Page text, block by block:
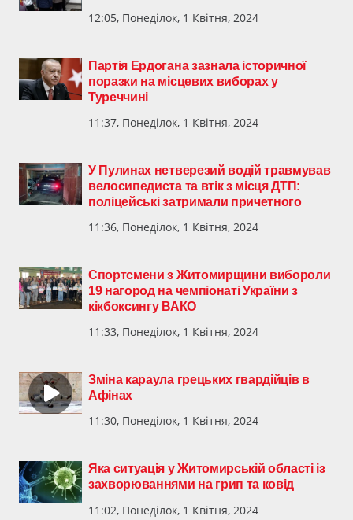
12:05, Понеділок, 1 Квітня, 2024
Партія Ердогана зазнала історичної
поразки на місцевих виборах у
Туреччині
11:37, Понеділок, 1 Квітня, 2024
У Пулинах нетверезий водій травмував
велосипедиста та втік з місця ДТП:
поліцейські затримали причетного
11:36, Понеділок, 1 Квітня, 2024
Спортсмени з Житомирщини вибороли
19 нагород на чемпіонаті України з
кікбоксингу ВАКО
11:33, Понеділок, 1 Квітня, 2024
Зміна караула грецьких гвардійців в
Афінах
11:30, Понеділок, 1 Квітня, 2024
Яка ситуація у Житомирській області із
захворюваннями на грип та ковід
11:02, Понеділок, 1 Квітня, 2024